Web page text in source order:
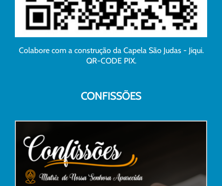
Colabore com a construção da Capela São Judas - Jiqui.
QR-CODE PIX.
CONFISSÕES